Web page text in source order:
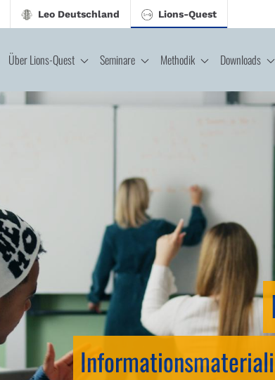
Leo Deutschland Lions-Quest
Über Lions-Quest Seminare Methodik Downloads